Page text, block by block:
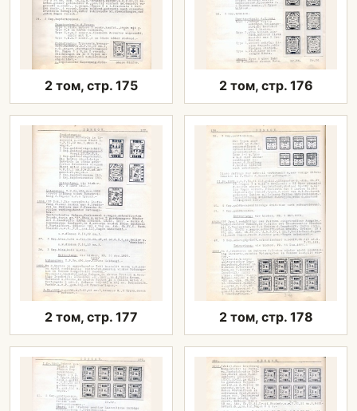
2 том, стр. 175 2 том, стр. 176
2 том, стр. 177 2 том, стр. 178